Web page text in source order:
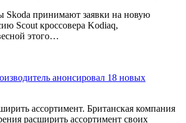
Skoda принимают заявки на новую
Scout кроссовера Kodiaq,
этого…
анонсировал 18 новых
ассортимент. Британская компания
расширить ассортимент своих